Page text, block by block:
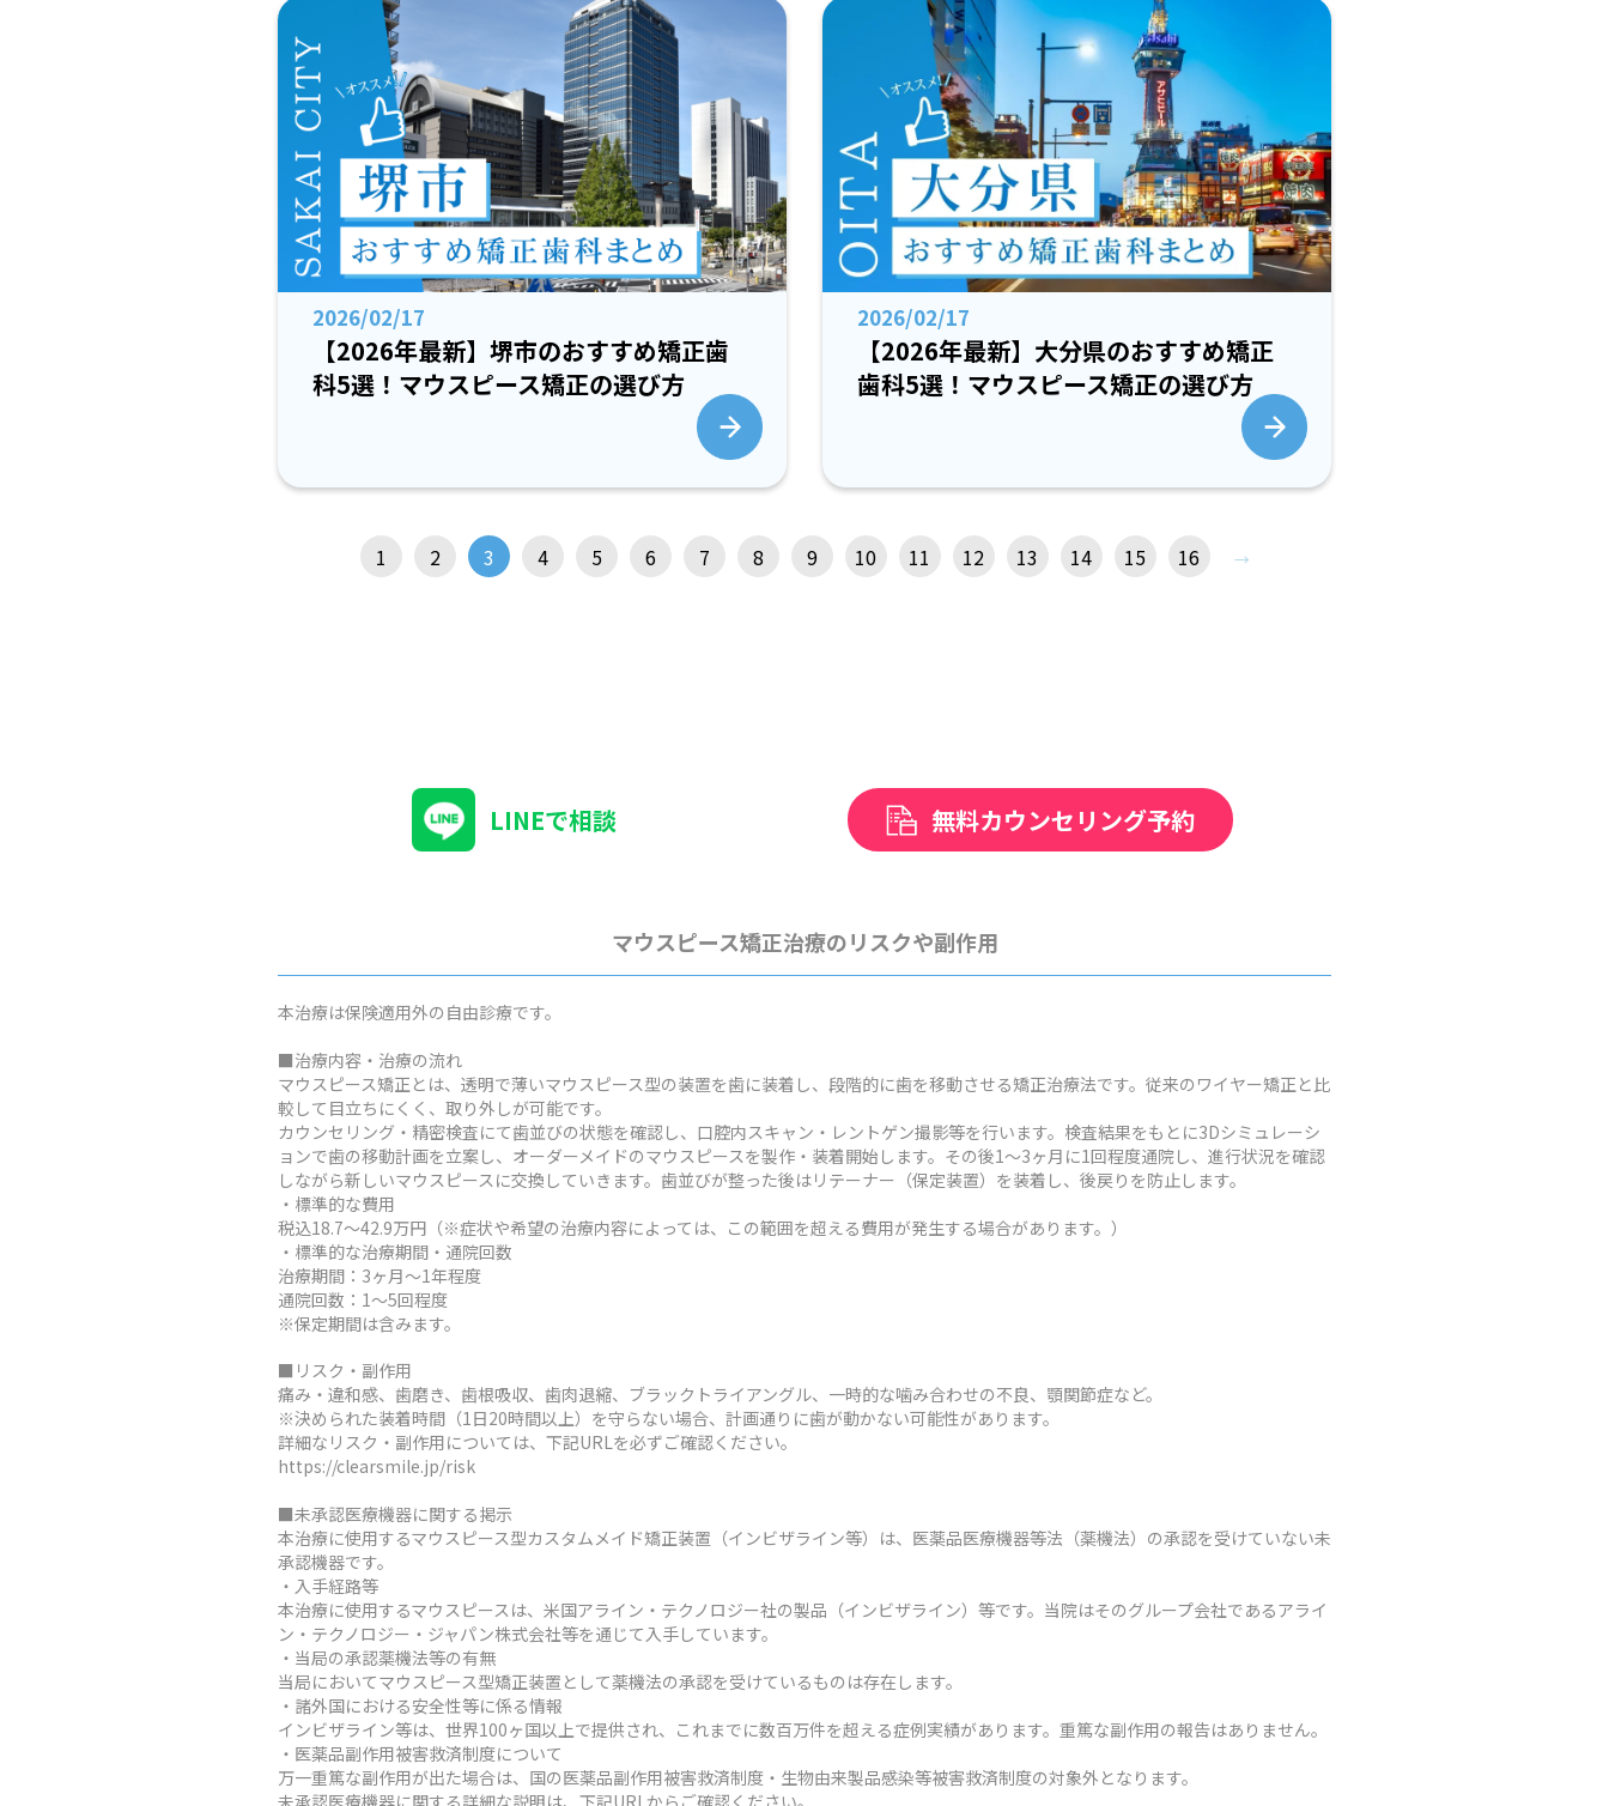
2026/02/17
【2026年最新】堺市のおすすめ矯正歯
科5選！マウスピース矯正の選び方
2026/02/17
【2026年最新】大分県のおすすめ矯正
歯科5選！マウスピース矯正の選び方
1 2 3 4 5 6 7 8 9 10 11 12 13 14 15 16
LINEで相談 無料カウンセリング予約
マウスピース矯正治療のリスクや副作用
本治療は保険適用外の自由診療です。
■治療内容・治療の流れ
マウスピース矯正とは、透明で薄いマウスピース型の装置を歯に装着し、段階的に歯を移動させる矯正治療法です。従来のワイヤー矯正と比
較して目立ちにくく、取り外しが可能です。
カウンセリング・精密検査にて歯並びの状態を確認し、口腔内スキャン・レントゲン撮影等を行います。検査結果をもとに3Dシミュレーシ
ョンで歯の移動計画を立案し、オーダーメイドのマウスピースを製作・装着開始します。その後1～3ヶ月に1回程度通院し、進行状況を確認
しながら新しいマウスピースに交換していきます。歯並びが整った後はリテーナー（保定装置）を装着し、後戻りを防止します。
・標準的な費用
税込18.7～42.9万円（※症状や希望の治療内容によっては、この範囲を超える費用が発生する場合があります。）
・標準的な治療期間・通院回数
治療期間：3ヶ月～1年程度
通院回数：1～5回程度
※保定期間は含みます。
■リスク・副作用
痛み・違和感、歯磨き、歯根吸収、歯肉退縮、ブラックトライアングル、一時的な噛み合わせの不良、顎関節症など。
※決められた装着時間（1日20時間以上）を守らない場合、計画通りに歯が動かない可能性があります。
詳細なリスク・副作用については、下記URLを必ずご確認ください。
https://clearsmile.jp/risk
■未承認医療機器に関する掲示
本治療に使用するマウスピース型カスタムメイド矯正装置（インビザライン等）は、医薬品医療機器等法（薬機法）の承認を受けていない未
承認機器です。
・入手経路等
本治療に使用するマウスピースは、米国アライン・テクノロジー社の製品（インビザライン）等です。当院はそのグループ会社であるアライ
ン・テクノロジー・ジャパン株式会社等を通じて入手しています。
・当局の承認薬機法等の有無
当局においてマウスピース型矯正装置として薬機法の承認を受けているものは存在します。
・諸外国における安全性等に係る情報
インビザライン等は、世界100ヶ国以上で提供され、これまでに数百万件を超える症例実績があります。重篤な副作用の報告はありません。
・医薬品副作用被害救済制度について
万一重篤な副作用が出た場合は、国の医薬品副作用被害救済制度・生物由来製品感染等被害救済制度の対象外となります。
未承認医療機器に関する詳細な説明は、下記URLからご確認ください。